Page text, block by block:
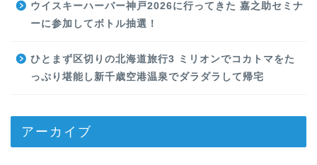
ウイスキーハーバー神戸2026に行ってきた 嘉之助セミナ
ーに参加してボトル抽選！
ひとまず区切りの北海道旅行3 ミリオンでコカトマをた
っぷり堪能し新千歳空港温泉でダラダラして帰宅
アーカイブ